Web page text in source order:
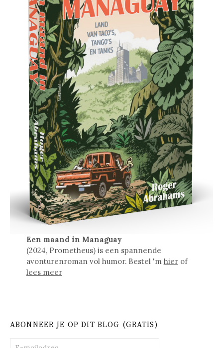
Een maand in Managuay
(2024, Prometheus) is een spannende
avonturenroman vol humor. Bestel 'm hierof
lees meer
ABONNEER JE OP DIT BLOG (GRATIS)